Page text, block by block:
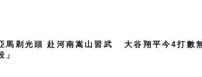
馬剃光頭 赴河南嵩山習武
」
大谷翔平今4打數